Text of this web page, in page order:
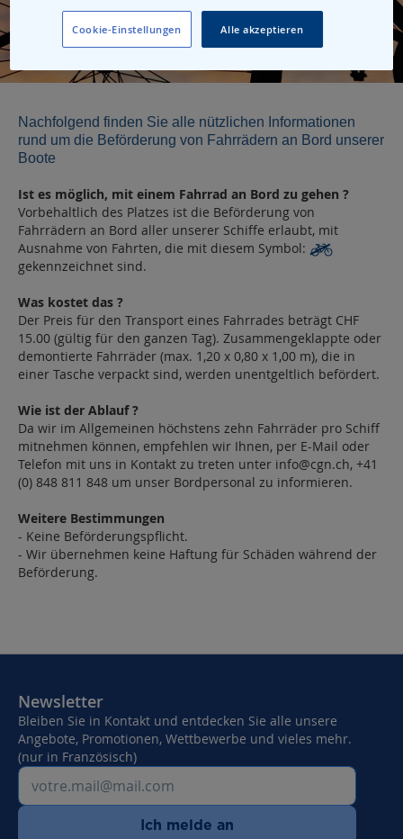
Nachfolgend finden Sie alle nützlichen Informationen
rund um die Beförderung von Fahrrädern an Bord unserer
Boote
Ist es möglich, mit einem Fahrrad an Bord zu gehen ?
Vorbehaltlich des Platzes ist die Beförderung von
Fahrrädern an Bord aller unserer Schiffe erlaubt, mit
Ausnahme von Fahrten, die mit diesem Symbol:
gekennzeichnet sind.
Was kostet das ?
Der Preis für den Transport eines Fahrrades beträgt CHF
15.00 (gültig für den ganzen Tag). Zusammengeklappte oder
demontierte Fahrräder (max. 1,20 x 0,80 x 1,00 m), die in
einer Tasche verpackt sind, werden unentgeltlich befördert.
Wie ist der Ablauf ?
Da wir im Allgemeinen höchstens zehn Fahrräder pro Schiff
mitnehmen können, empfehlen wir Ihnen, per E-Mail oder
Telefon mit uns in Kontakt zu treten unter info@cgn.ch, +41
(0) 848 811 848 um unser Bordpersonal zu informieren.
Weitere Bestimmungen
- Keine Beförderungspflicht.
- Wir übernehmen keine Haftung für Schäden während der
Beförderung.
Newsletter
Bleiben Sie in Kontakt und entdecken Sie alle unsere
Angebote, Promotionen, Wettbewerbe und vieles mehr.
(nur in Französisch)
Ich melde an
Cookie-Einstellungen Alle akzeptieren